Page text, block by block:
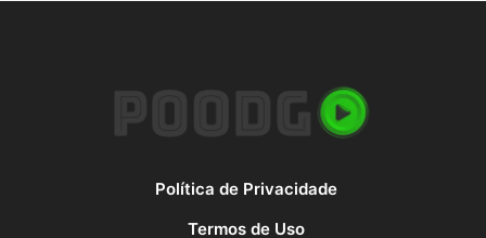
Política de Privacidade
Termos de Uso